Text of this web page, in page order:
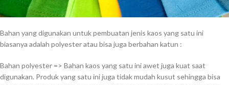
Bahan yang digunakan untuk pembuatan jenis kaos yang satu ini
biasanya adalah polyester atau bisa juga berbahan katun :
Bahan polyester => Bahan kaos yang satu ini awet juga kuat saat
digunakan. Produk yang satu ini juga tidak mudah kusut sehingga bisa